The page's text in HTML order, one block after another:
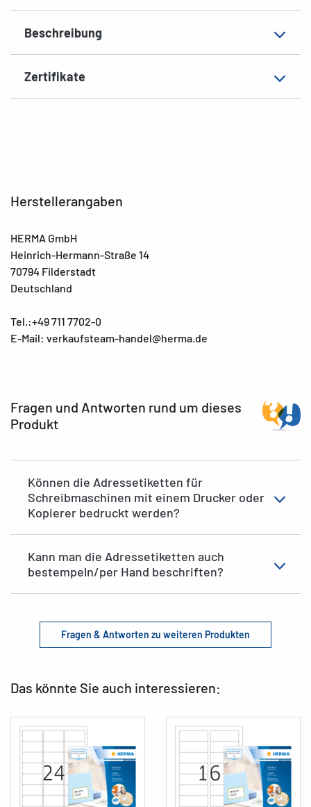
Beschreibung
Zertifikate
EAN 4008705043113
Herstellerangaben
HERMA GmbH
Heinrich-Hermann-Straße 14
70794 Filderstadt
Deutschland
Tel.:+49 711 7702-0
E-Mail: verkaufsteam-handel@herma.de
Fragen und Antworten rund um dieses
Produkt
Können die Adressetiketten für
Schreibmaschinen mit einem Drucker oder
Kopierer bedruckt werden?
Kann man die Adressetiketten auch
bestempeln/per Hand beschriften?
Fragen & Antworten zu weiteren Produkten
Das könnte Sie auch interessieren: